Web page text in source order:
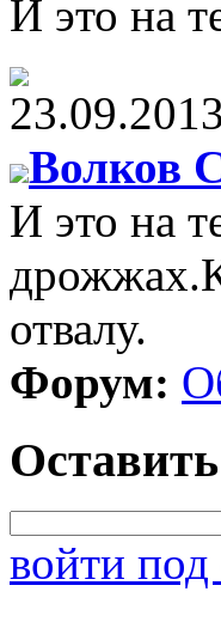
И это на
Волков
И это на
отвалу.
Форум:
войти